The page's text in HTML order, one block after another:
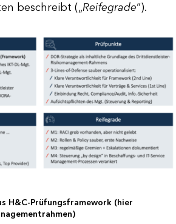
beschreibt („Reifegrade“).
H&C-Prüfungsframework (hier